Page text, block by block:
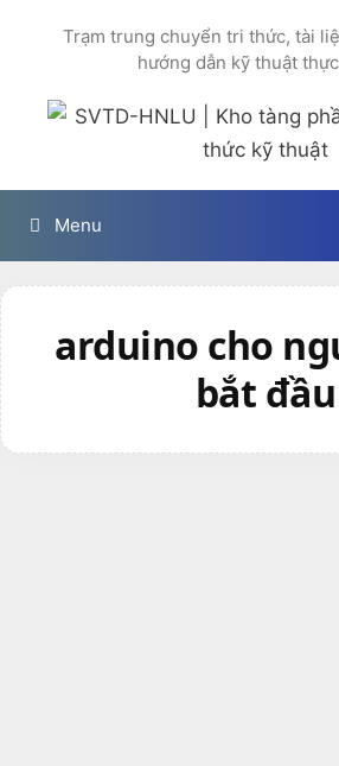
Trạm trung chuyển tri thức, tài
hướng dẫn kỹ thuật
Menu
arduino cho
bắt đầu